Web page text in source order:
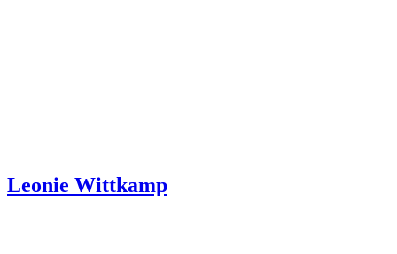
Leonie Wittkamp